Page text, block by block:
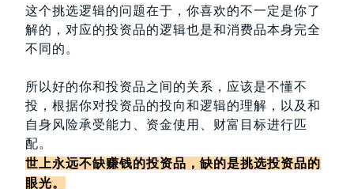
这个挑选逻辑的问题在于，你喜欢的不一定是你了
解的，对应的投资品的逻辑也是和消费品本身完全
不同的。
所以好的你和投资品之间的关系，应该是不懂不
投，根据你对投资品的投向和逻辑的理解，以及和
自身风险承受能力、资金使用、财富目标进行匹
配。
世上永远不缺赚钱的投资品，缺的是挑选投资品的
眼光。